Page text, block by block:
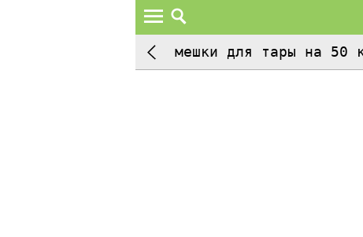
мешки для тары на 50